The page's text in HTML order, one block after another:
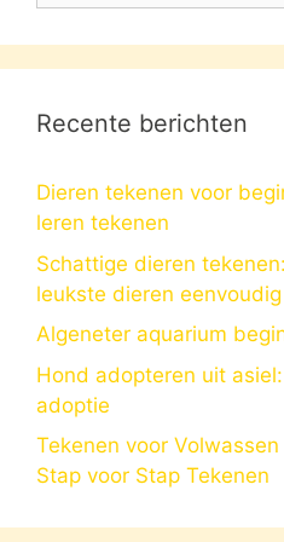
Recente berichten
Dieren tekenen voor
leren tekenen
Schattige dieren
leukste dieren
Algeneter aquarium
Hond adopteren uit
adoptie
Tekenen voor
Stap voor Stap Tekenen